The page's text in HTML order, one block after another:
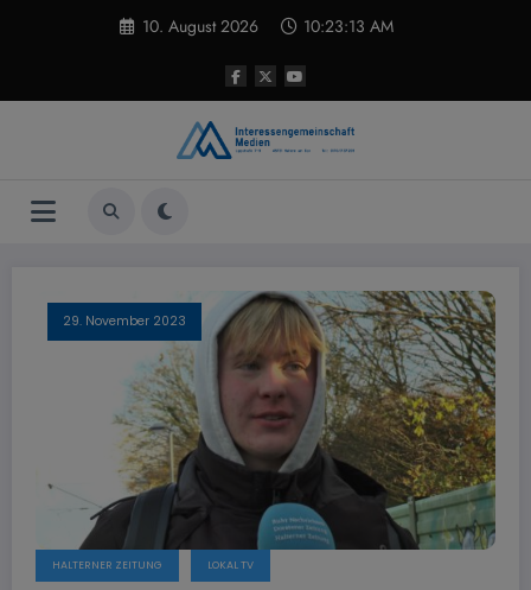
10. August 2026 10:23:13 AM
29. November 2023
HALTERNER ZEITUNG LOKAL TV